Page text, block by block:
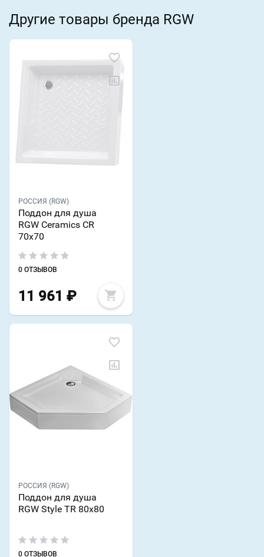
Другие товары бренда RGW
РОССИЯ (RGW)
Поддон для душа
RGW Ceramics CR
70х70
0 ОТЗЫВОВ
11 961 ₽
РОССИЯ (RGW)
Поддон для душа
RGW Style TR 80x80
0 ОТЗЫВОВ